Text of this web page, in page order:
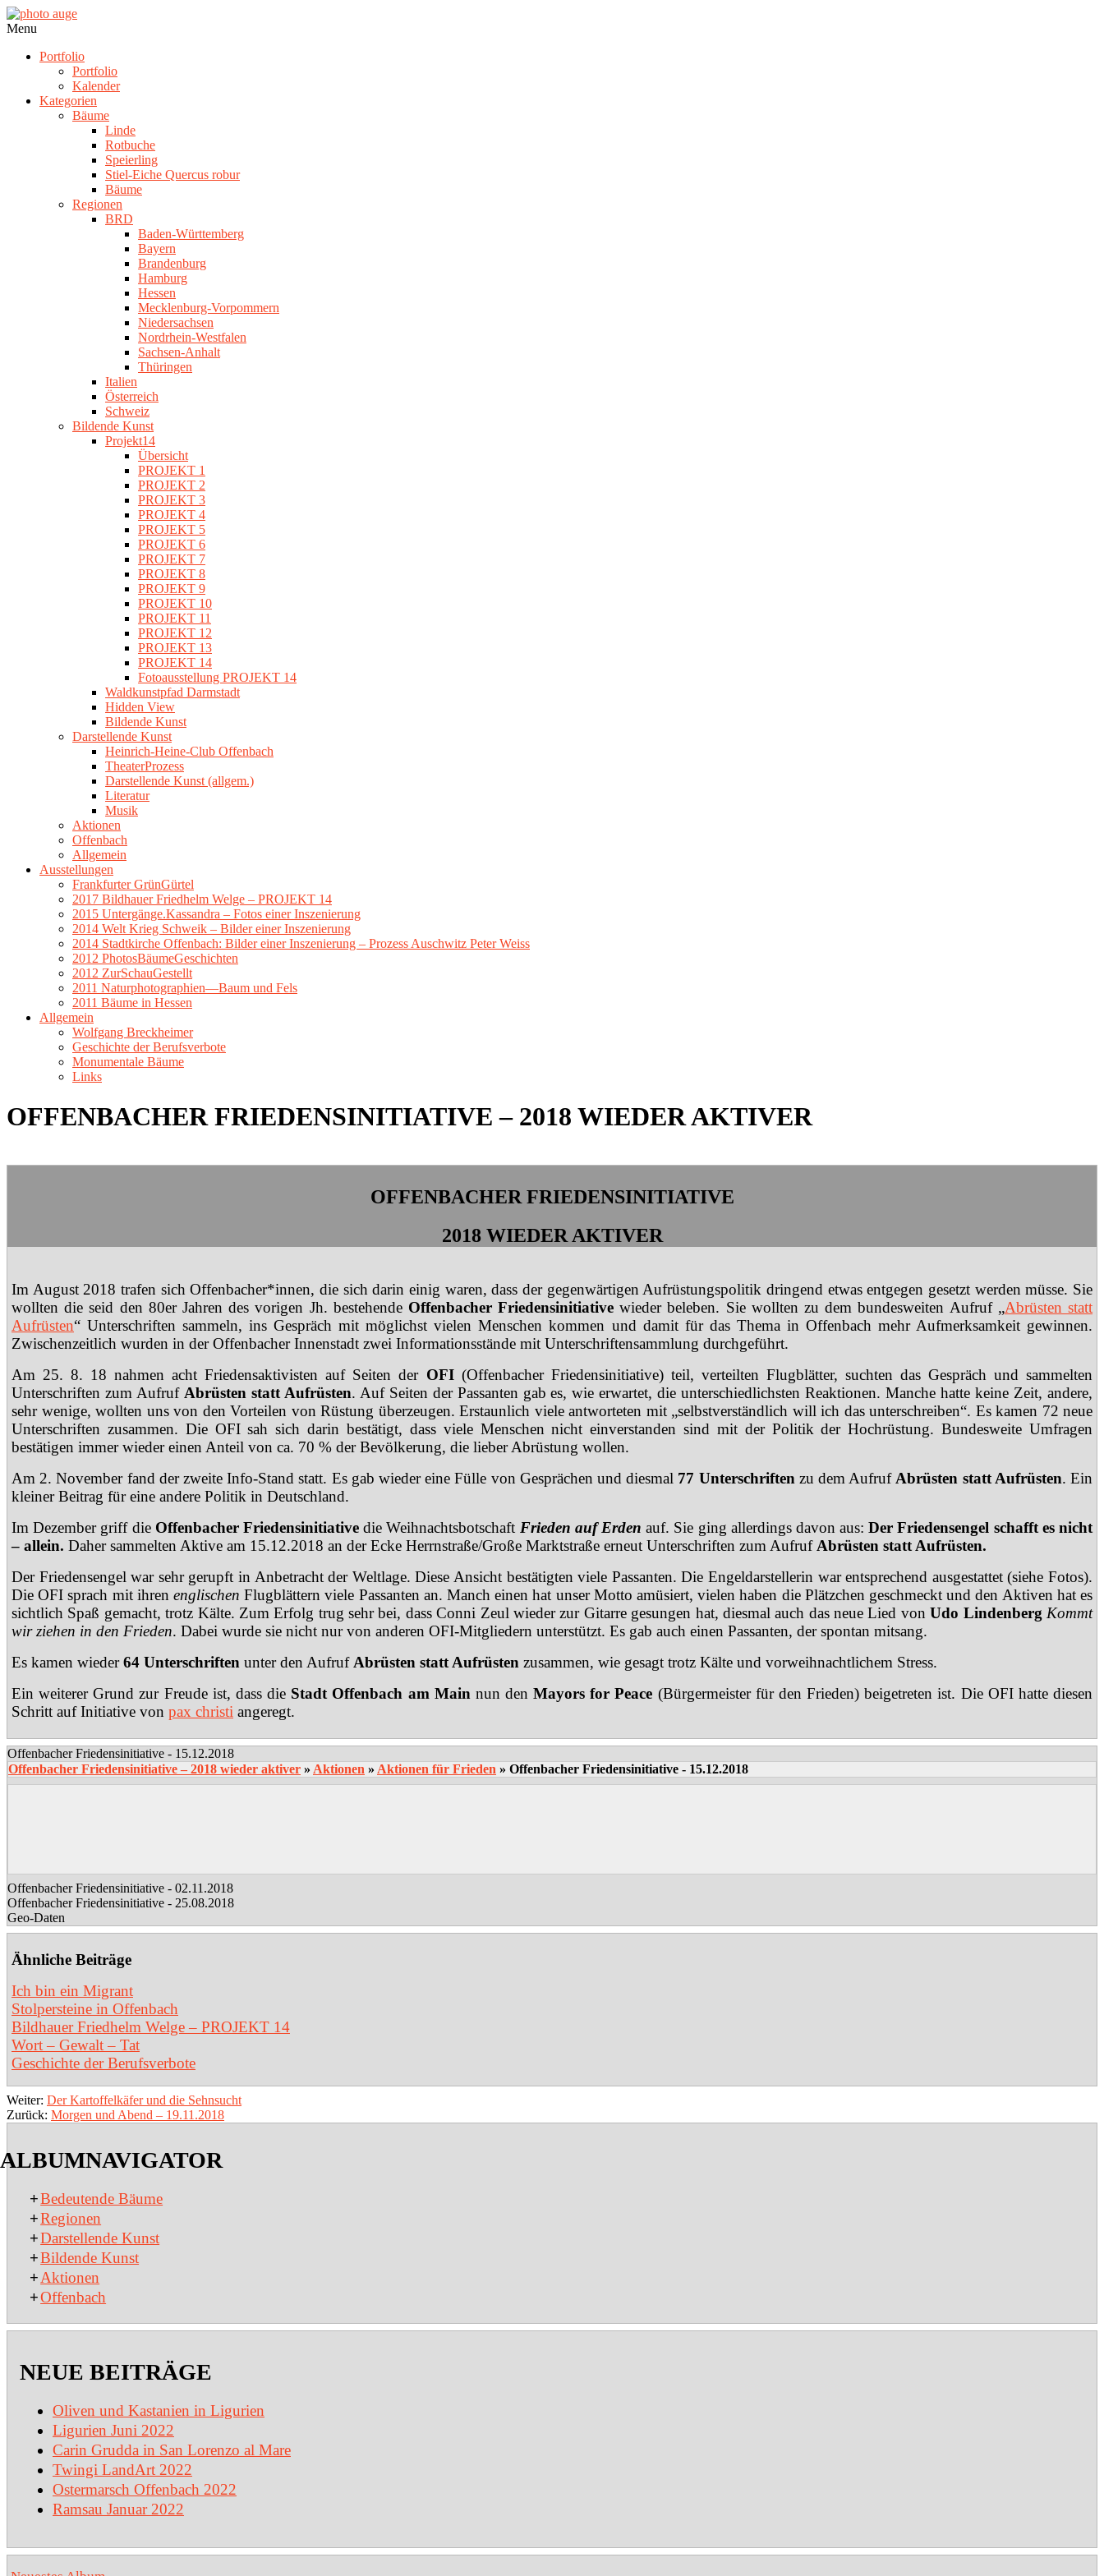
Skip
to
photo
Navigation
Menu
Portfolio
Portfolio
Kalender
Kategorien
Bäume
Linde
Rotbuche
Speierling
Stiel-Eiche Quercus robur
Bäume
Regionen
BRD
Baden-Württemberg
Bayern
Brandenburg
Hamburg
Hessen
Mecklenburg-Vorpommern
Niedersachsen
Nordrhein-Westfalen
Sachsen-Anhalt
Thüringen
Italien
Österreich
Schweiz
Bildende Kunst
Projekt14
Übersicht
PROJEKT 1
PROJEKT 2
PROJEKT 3
PROJEKT 4
PROJEKT 5
PROJEKT 6
PROJEKT 7
PROJEKT 8
PROJEKT 9
PROJEKT 10
PROJEKT 11
PROJEKT 12
PROJEKT 13
PROJEKT 14
Fotoausstellung PROJEKT 14
Waldkunstpfad Darmstadt
Hidden View
Bildende Kunst
Darstellende Kunst
Heinrich-Heine-Club Offenbach
TheaterProzess
Darstellende Kunst (allgem.)
Literatur
Musik
Aktionen
Offenbach
Allgemein
Ausstellungen
Frankfurter GrünGürtel
2017 Bildhauer Friedhelm Welge – PROJEKT 14
2015 Untergänge.Kassandra – Fotos einer Inszenierung
2014 Welt Krieg Schweik – Bilder einer Inszenierung
2014 Stadtkirche Offenbach: Bilder einer Inszenierung – Prozess Auschwitz Peter Weiss
2012 PhotosBäumeGeschichten
2012 ZurSchauGestellt
2011 Naturphotographien—Baum und Fels
2011 Bäume in Hessen
Allgemein
Wolfgang Breckheimer
Geschichte der Berufsverbote
Monumentale Bäume
Links
OFFENBACHER FRIEDENSINITIATIVE – 2018 WIEDER AKTIVER
OFFENBACHER FRIEDENSINITIATIVE
2018 WIEDER AKTIVER
Im August 2018 trafen sich Offenbacher*innen, die sich darin einig waren, dass der gegenwärtigen Aufrüstungspolitik dringend etwas entgegen gesetzt werden müsse. Sie
wollten die seid den 80er Jahren des vorigen Jh. bestehende Offenbacher Friedensinitiative wieder beleben. Sie wollten zu dem bundesweiten Aufruf „Abrüsten statt
Aufrüsten“ Unterschriften sammeln, ins Gespräch mit möglichst vielen Menschen kommen und damit für das Thema in Offenbach mehr Aufmerksamkeit gewinnen.
Zwischenzeitlich wurden in der Offenbacher Innenstadt zwei Informationsstände mit Unterschriftensammlung durchgeführt.
Am 25. 8. 18 nahmen acht Friedensaktivisten auf Seiten der OFI(Offenbacher Friedensinitiative) teil, verteilten Flugblätter, suchten das Gespräch und sammelten
Unterschriften zum Aufruf Abrüsten statt Aufrüsten. Auf Seiten der Passanten gab es, wie erwartet, die unterschiedlichsten Reaktionen. Manche hatte keine Zeit, andere,
sehr wenige, wollten uns von den Vorteilen von Rüstung überzeugen. Erstaunlich viele antworteten mit „selbstverständlich will ich das unterschreiben“. Es kamen 72 neue
Unterschriften zusammen. Die OFI sah sich darin bestätigt, dass viele Menschen nicht einverstanden sind mit der Politik der Hochrüstung. Bundesweite Umfragen
bestätigen immer wieder einen Anteil von ca. 70 % der Bevölkerung, die lieber Abrüstung wollen.
Am 2. November fand der zweite Info-Stand statt. Es gab wieder eine Fülle von Gesprächen und diesmal 77 Unterschriften zu dem Aufruf Abrüsten statt Aufrüsten. Ein
kleiner Beitrag für eine andere Politik in Deutschland.
Im Dezember griff die Offenbacher Friedensinitiativedie Weihnachtsbotschaft Frieden auf Erdenauf. Sie ging allerdings davon aus:Der Friedensengel schafft es nicht
– allein. Daher sammelten Aktive am 15.12.2018 an der Ecke Herrnstraße/Große Marktstraße erneut Unterschriften zum Aufruf Abrüsten statt Aufrüsten.
Der Friedensengel war sehr gerupft in Anbetracht der Weltlage. Diese Ansicht bestätigten viele Passanten. Die Engeldarstellerin war entsprechend ausgestattet (siehe Fotos).
Die OFI sprach mit ihren englischen Flugblättern viele Passanten an. Manch einen hat unser Motto amüsiert, vielen haben die Plätzchen geschmeckt und den Aktiven hat es
sichtlich Spaß gemacht, trotz Kälte. Zum Erfolg trug sehr bei, dass Conni Zeul wieder zur Gitarre gesungen hat, diesmal auch das neue Lied vonUdo Lindenberg Kommt
wir ziehen in den Frieden. Dabei wurde sie nicht nur von anderen OFI-Mitgliedern unterstützt. Es gab auch einen Passanten, der spontan mitsang.
Es kamen wieder64 Unterschriften unter den Aufruf Abrüsten statt Aufrüsten zusammen, wie gesagt trotz Kälte und vorweihnachtlichem Stress.
Ein weiterer Grund zur Freude ist, dass die Stadt Offenbach am Main nun denMayors for Peace (Bürgermeister für den Frieden) beigetreten ist. Die OFI hatte diesen
Schritt auf Initiative von pax christi angeregt.
Offenbacher Friedensinitiative - 15.12.2018
Offenbacher Friedensinitiative – 2018 wieder aktiver » Aktionen » Aktionen für Frieden » Offenbacher Friedensinitiative - 15.12.2018
Offenbacher Friedensinitiative - 02.11.2018
Offenbacher Friedensinitiative - 25.08.2018
Geo-Daten
Ähnliche Beiträge
Ich bin ein Migrant
Stolpersteine in Offenbach
Bildhauer Friedhelm Welge – PROJEKT 14
Wort – Gewalt – Tat
Geschichte der Berufsverbote
2018-
12-
Weiter: Der Kartoffelkäfer und die Sehnsucht
Zurück: Morgen und Abend – 19.11.2018
ALBUMNAVIGATOR
+Bedeutende Bäume
+Regionen
+Darstellende Kunst
+Bildende Kunst
+Aktionen
+Offenbach
NEUE BEITRÄGE
Oliven und Kastanien in Ligurien
Ligurien Juni 2022
Carin Grudda in San Lorenzo al Mare
Twingi LandArt 2022
Ostermarsch Offenbach 2022
Ramsau Januar 2022